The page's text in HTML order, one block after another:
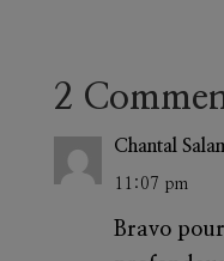
2
Chantal
11:07 pm
Bravo